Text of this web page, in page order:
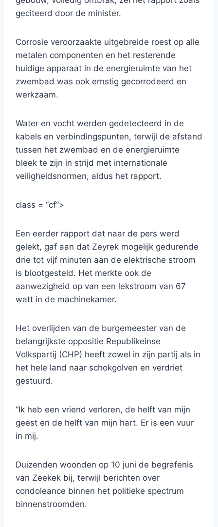
geciteerd door de minister.
Corrosie veroorzaakte uitgebreide roest op alle
metalen componenten en het resterende
huidige apparaat in de energieruimte van het
zwembad was ook ernstig gecorrodeerd en
werkzaam.
Water en vocht werden gedetecteerd in de
kabels en verbindingspunten, terwijl de afstand
tussen het zwembad en de energieruimte
bleek te zijn in strijd met internationale
veiligheidsnormen, aldus het rapport.
class = “cf”>
Een eerder rapport dat naar de pers werd
gelekt, gaf aan dat Zeyrek mogelijk gedurende
drie tot vijf minuten aan de elektrische stroom
is blootgesteld. Het merkte ook de
aanwezigheid op van een lekstroom van 67
watt in de machinekamer.
Het overlijden van de burgemeester van de
belangrijkste oppositie Republikeinse
Volkspartij (CHP) heeft zowel in zijn partij als in
het hele land naar schokgolven en verdriet
gestuurd.
“Ik heb een vriend verloren, de helft van mijn
geest en de helft van mijn hart. Er is een vuur
in mij.
Duizenden woonden op 10 juni de begrafenis
van Zeekek bij, terwijl berichten over
condoleance binnen het politieke spectrum
binnenstroomden.